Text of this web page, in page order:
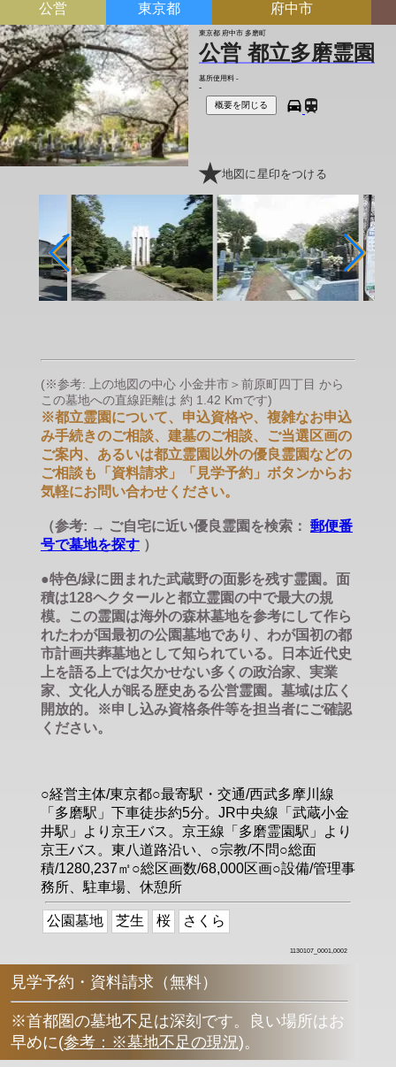
公営 東京都 府中市
東京都 府中市 多磨町
公営 都立多磨霊園
墓所使用料 -
-
概要を閉じる
地図に星印をつける
(※参考: 上の地図の中心 小金井市＞前原町四丁目 から
この墓地への直線距離は 約 1.42 Kmです)
※都立霊園について、申込資格や、複雑なお申込
み手続きのご相談、建墓のご相談、ご当選区画の
ご案内、あるいは都立霊園以外の優良霊園などの
ご相談も「資料請求」「見学予約」ボタンからお
気軽にお問い合わせください。
（参考: → ご自宅に近い優良霊園を検索： 郵便番
号で墓地を探す ）
●特色/緑に囲まれた武蔵野の面影を残す霊園。面
積は128ヘクタールと都立霊園の中で最大の規
模。この霊園は海外の森林墓地を参考にして作ら
れたわが国最初の公園墓地であり、わが国初の都
市計画共葬墓地として知られている。日本近代史
上を語る上では欠かせない多くの政治家、実業
家、文化人が眠る歴史ある公営霊園。墓域は広く
開放的。※申し込み資格条件等を担当者にご確認
ください。
○経営主体/東京都○最寄駅・交通/西武多摩川線
「多磨駅」下車徒歩約5分。JR中央線「武蔵小金
井駅」より京王バス。京王線「多磨霊園駅」より
京王バス。東八道路沿い、○宗教/不問○総面
積/1280,237㎡○総区画数/68,000区画○設備/管理事
務所、駐車場、休憩所
公園墓地 芝生 桜 さくら
1130107_0001,0002
見学予約・資料請求（無料）
※首都圏の墓地不足は深刻です。良い場所はお
早めに(参考：※墓地不足の現況)。